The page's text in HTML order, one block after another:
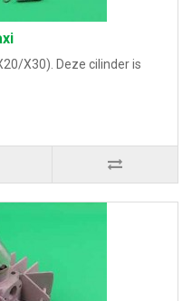
X30). Deze cilinder is